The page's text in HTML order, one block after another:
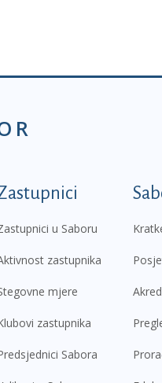
u Saboru
zastupnika
mjere
zastupnika
Sabora